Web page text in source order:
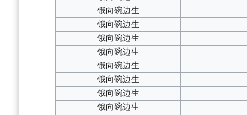
饿向碗边生
饿向碗边生
饿向碗边生
饿向碗边生
饿向碗边生
饿向碗边生
饿向碗边生
饿向碗边生